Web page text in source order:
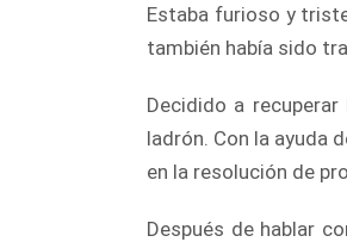
Estaba furioso y
también había sido
Decidido a
ladrón. Con la ayuda
en la resolución de
Después de hablar